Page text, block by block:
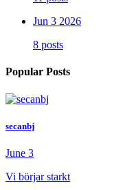
Jun 3 2026
8 posts
Popular Posts
secanbj
June 3
Vi börjar starkt